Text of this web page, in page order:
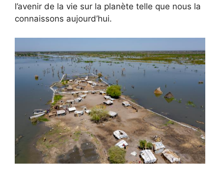
l’avenir de la vie sur la planète telle que nous la
connaissons aujourd’hui.